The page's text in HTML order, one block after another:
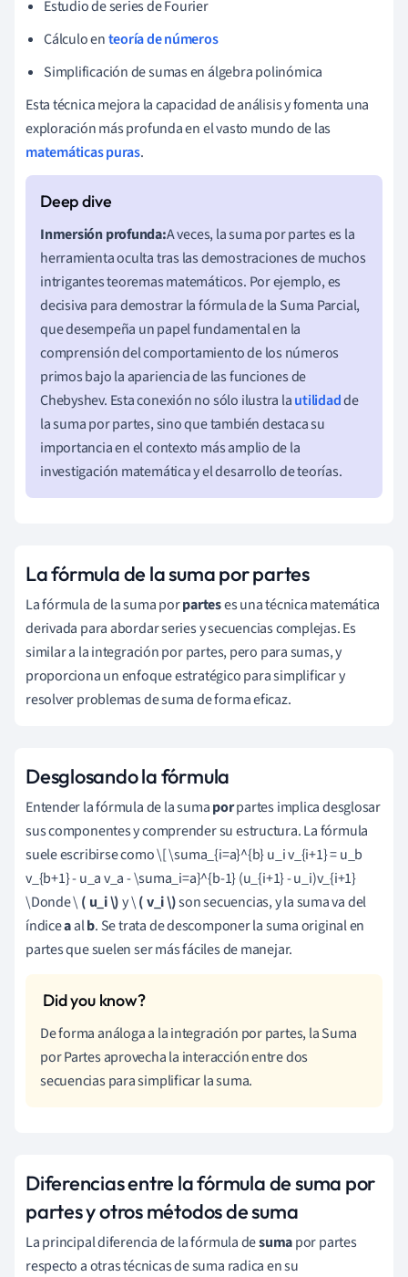
Estudio de series de Fourier
Cálculo enteoría de números
Simplificación de sumas en álgebra polinómica
Esta técnica mejora la capacidad de análisis y fomenta una
exploración más profunda en el vasto mundo de las
matemáticas puras.
Inmersión profunda:A veces, la suma por partes es la
herramienta oculta tras las demostraciones de muchos
intrigantes teoremas matemáticos. Por ejemplo, es
decisiva para demostrar la fórmula de la Suma Parcial,
que desempeña un papel fundamental en la
comprensión del comportamiento de los números
primos bajo la apariencia de las funciones de
Chebyshev. Esta conexión no sólo ilustra lautilidadde
la suma por partes, sino que también destaca su
importancia en el contexto más amplio de la
investigación matemática y el desarrollo de teorías.
La fórmula de la suma por partes
La fórmula de la suma porparteses una técnica matemática
derivada para abordar series y secuencias complejas. Es
similar a la integración por partes, pero para sumas, y
proporciona un enfoque estratégico para simplificar y
resolver problemas de suma de forma eficaz.
Desglosando la fórmula
Entender la fórmula de la sumaporpartes implica desglosar
sus componentes y comprender su estructura. La fórmula
suele escribirse como \[ \suma_{i=a}^{b} u_i v_{i+1} = u_b
v_{b+1} - u_a v_a - \suma_i=a}^{b-1} (u_{i+1} - u_i)v_{i+1}
\Donde \ ( u_i \)y \( v_i \)son secuencias, y la suma va del
índiceaalb. Se trata de descomponer la suma original en
partes que suelen ser más fáciles de manejar.
De forma análoga a la integración por partes, la Suma
por Partes aprovecha la interacción entre dos
secuencias para simplificar la suma.
Diferencias entre la fórmula de suma por
partes y otros métodos de suma
La principal diferencia de la fórmula desumapor partes
respecto a otras técnicas de suma radica en su